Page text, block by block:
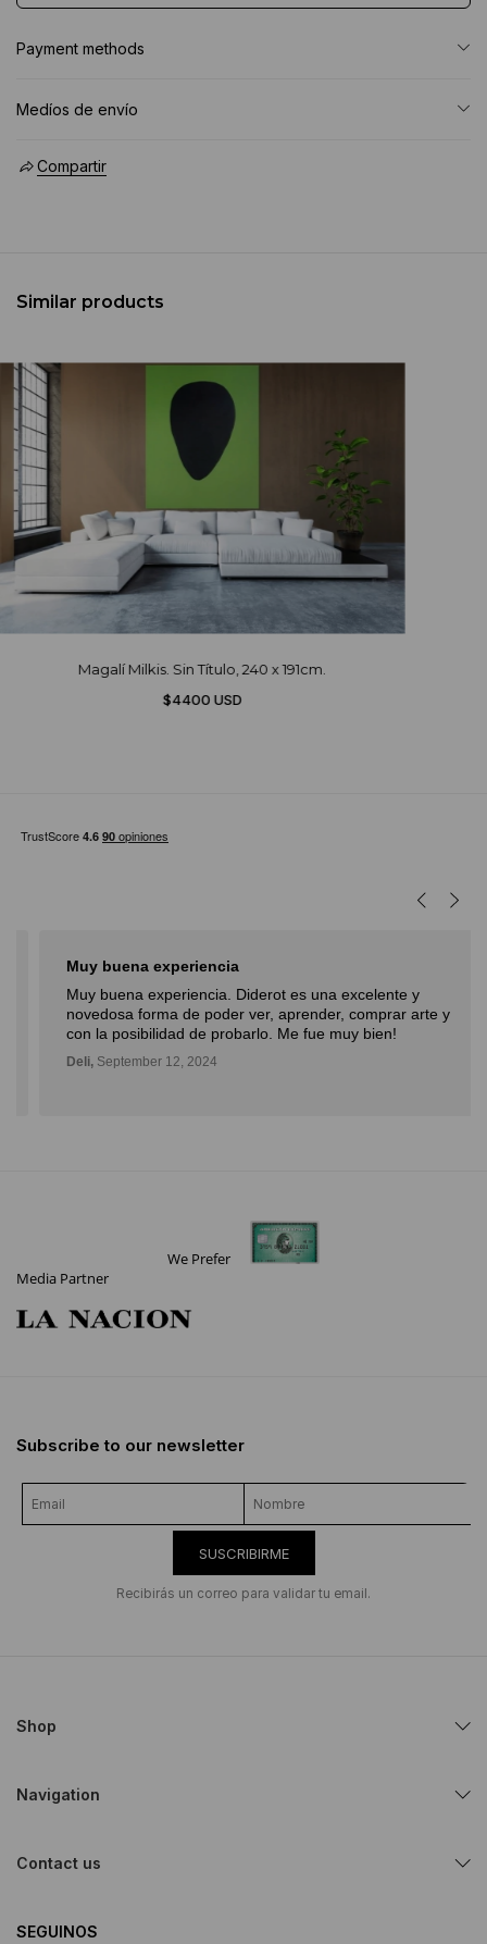
Payment methods
Medíos de envío
Compartir
Similar products
Magalí Milkis. Sin Título, 240 x 191cm.
$4400 USD
Muy buena experiencia
Muy buena experiencia. Diderot es una excelente y
novedosa forma de poder ver, aprender, comprar arte y
con la posibilidad de probarlo. Me fue muy bien!
Deli,September 12, 2024
We Prefer
Media Partner
Subscribe to our newsletter
SUSCRIBIRME
Recibirás un correo para validar tu email.
Shop
Navigation
Contact us
SEGUINOS